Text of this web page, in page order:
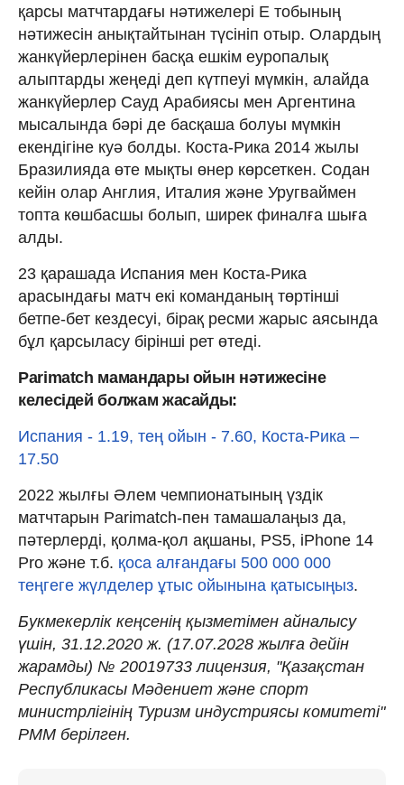
қарсы матчтардағы нәтижелері Е тобының
нәтижесін анықтайтынан түсініп отыр. Олардың
жанкүйерлерінен басқа ешкім еуропалық
алыптарды жеңеді деп күтпеуі мүмкін, алайда
жанкүйерлер Сауд Арабиясы мен Аргентина
мысалында бәрі де басқаша болуы мүмкін
екендігіне куә болды. Коста-Рика 2014 жылы
Бразилияда өте мықты өнер көрсеткен. Содан
кейін олар Англия, Италия және Уругваймен
топта көшбасшы болып, ширек финалға шыға
алды.
23 қарашада Испания мен Коста-Рика
арасындағы матч екі команданың төртінші
бетпе-бет кездесуі, бірақ ресми жарыс аясында
бұл қарсыласу бірінші рет өтеді.
Parimatch мамандары ойын нәтижесіне
келесідей болжам жасайды:
Испания - 1.19, тең ойын - 7.60, Коста-Рика –
17.50
2022 жылғы Әлем чемпионатының үздік
матчтарын Parimatch-пен тамашалаңыз да,
пәтерлерді, қолма-қол ақшаны, PS5, iPhone 14
Pro және т.б. қоса алғандағы 500 000 000
теңгеге жүлделер ұтыс ойынына қатысыңыз.
Букмекерлік кеңсенің қызметімен айналысу
үшін, 31.12.2020 ж. (17.07.2028 жылға дейін
жарамды) № 20019733 лицензия, "Қазақстан
Республикасы Мәдениет және спорт
министрлігінің Туризм индустриясы комитеті"
РММ берілген.